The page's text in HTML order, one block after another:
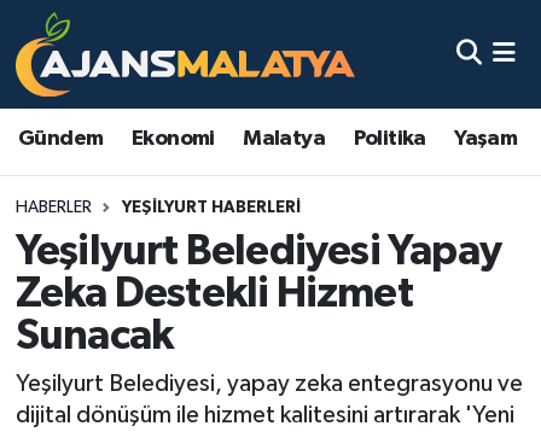
Gündem Ekonomi Malatya Politika Yaşam
HABERLER YEŞILYURT HABERLERI
Yeşilyurt Belediyesi Yapay
Zeka Destekli Hizmet
Sunacak
Yeşilyurt Belediyesi, yapay zeka entegrasyonu ve
dijital dönüşüm ile hizmet kalitesini artırarak 'Yeni
Asayiş
Eğitim
Ekonomi
Gündem
Kadın
Malatya Nöbetçi Eczaneler
Malatya Namaz Vakitleri
Malatya Trafik Yoğunluk Haritası
TFF 3.Lig 2.Grup Puan Durumu ve Fikstür
Tüm Manşetler